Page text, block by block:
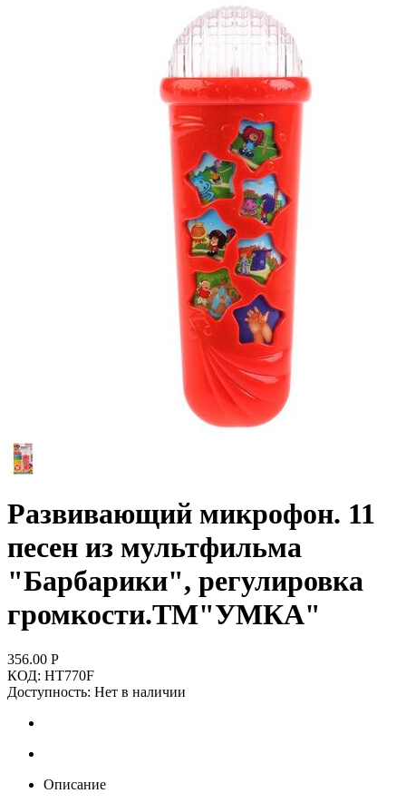
Развивающий микрофон. 11
песен из мультфильма
"Барбарики", регулировка
громкости.ТМ"УМКА"
356.00 Р
КОД: HT770F
Доступность: Нет в наличии
Описание